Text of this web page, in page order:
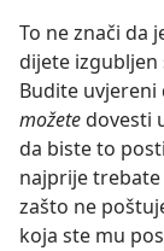
To ne znači da
dijete izgubljen
Budite uvjereni
možetedovesti
da biste to
najprije
zašto ne
koja ste mu